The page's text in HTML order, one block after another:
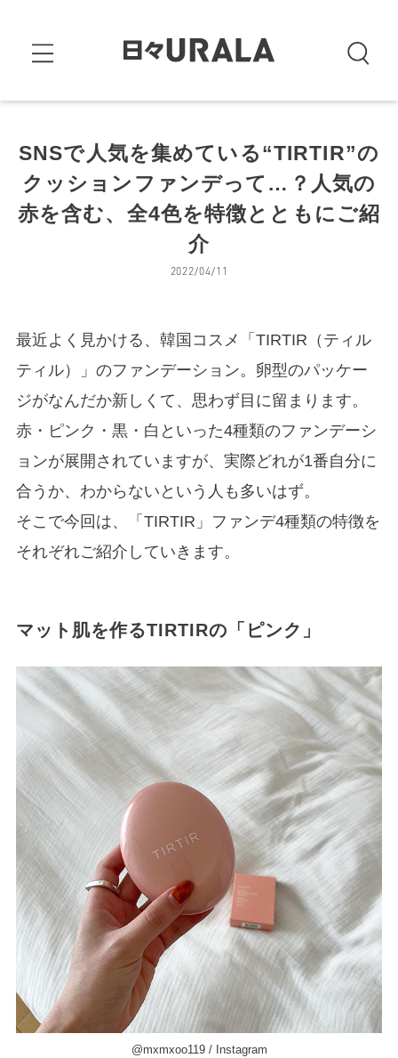
SNSで人気を集めている“TIRTIR”の
クッションファンデって…？人気の
赤を含む、全4色を特徴とともにご紹
介
2022/04/11
最近よく見かける、韓国コスメ「TIRTIR（ティル
ティル）」のファンデーション。卵型のパッケー
ジがなんだか新しくて、思わず目に留まります。
赤・ピンク・黒・白といった4種類のファンデーシ
ョンが展開されていますが、実際どれが1番自分に
合うか、わからないという人も多いはず。
そこで今回は、「TIRTIR」ファンデ4種類の特徴を
それぞれご紹介していきます。
マット肌を作るTIRTIRの「ピンク」
@mxmxoo119 / Instagram